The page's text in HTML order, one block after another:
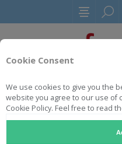
Cookie Consent
We use cookies to give you the
website you agree to our use of
Cookie Policy. Feel free to read
PRODUCT